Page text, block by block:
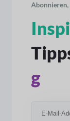
Abonnieren,
g